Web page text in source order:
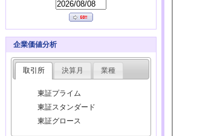
企業価値分析
取引所 決算月 業種
東証プライム
東証スタンダード
東証グロース